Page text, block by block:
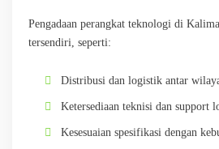
Pengadaan perangkat teknologi di
tersendiri, seperti:
Distribusi dan logistik antar
Ketersediaan teknisi dan support
Kesesuaian spesifikasi dengan